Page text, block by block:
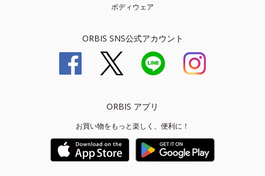
ボディウェア
ORBIS SNS公式アカウント
ORBIS アプリ
お買い物をもっと楽しく、便利に！